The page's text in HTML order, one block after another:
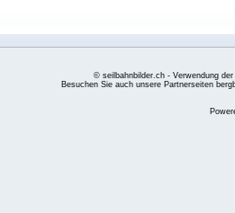
© seilbahnbilder.ch - Verwendung
Besuchen Sie auch unsere Partnerseiten